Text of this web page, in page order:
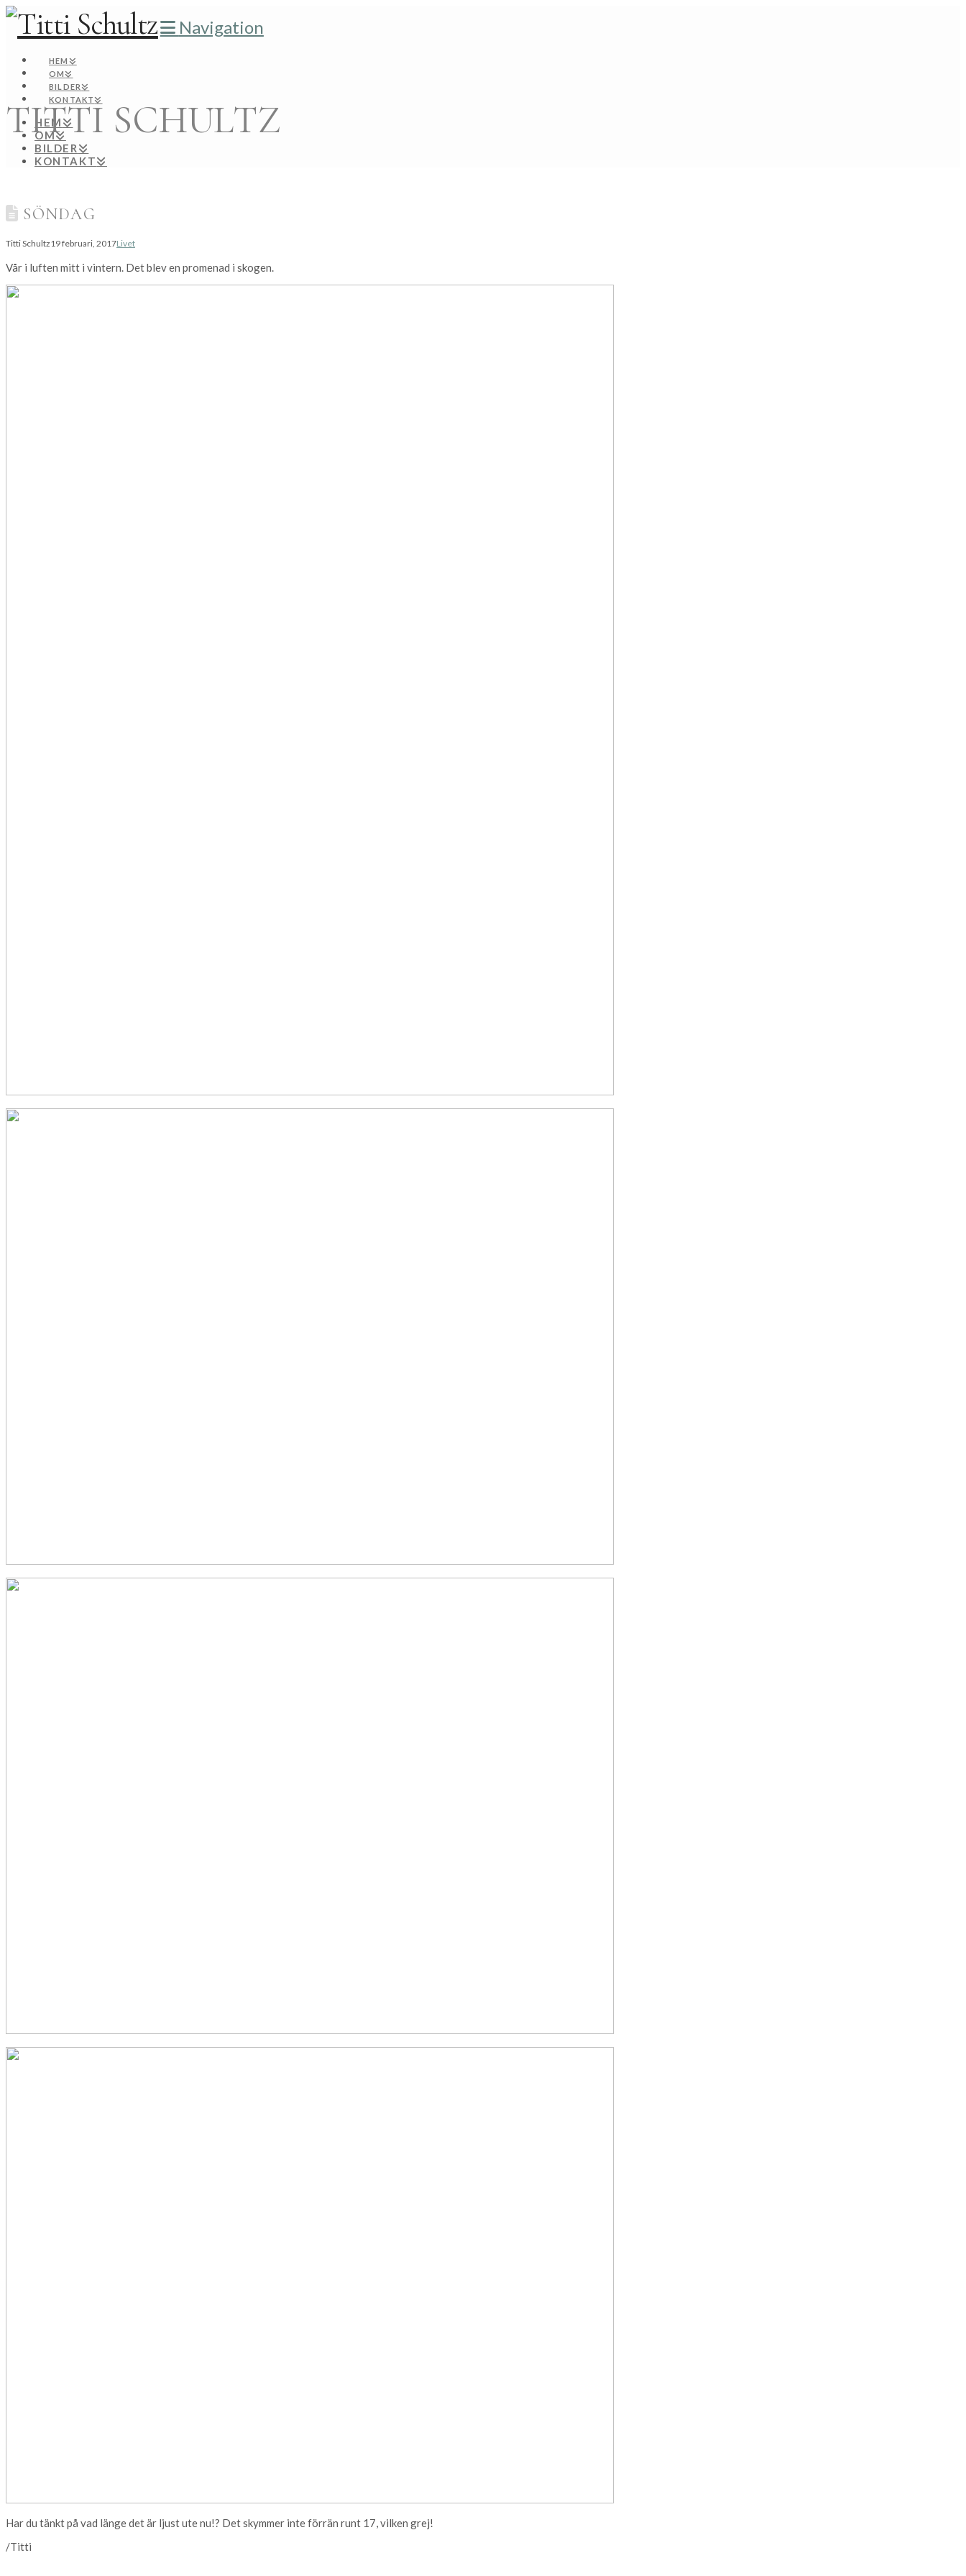
Navigation
HEM
OM
BILDER
KONTAKT
HEM
OM
BILDER
KONTAKT
TITTI SCHULTZ
SÖNDAG
Titti Schultz19 februari, 2017Livet
Vår i luften mitt i vintern. Det blev en promenad i skogen.
Har du tänkt på vad länge det är ljust ute nu!? Det skymmer inte förrän runt 17, vilken grej!
/Titti